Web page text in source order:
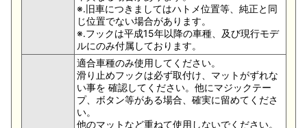
※.旧車につきましてはハトメ位置等、純正と同
じ位置でない場合があります。
※.フックは平成15年以降の車種、及び現行モデ
ルにのみ付属しております。
適合車種のみ使用してください。
滑り止めフックは必ず取付け、マットがずれな
い事を 確認してください。他にマジックテー
プ、ボタン等がある場合、確実に留めてくださ
い。
他のマットなど重ねて使用しないでください。